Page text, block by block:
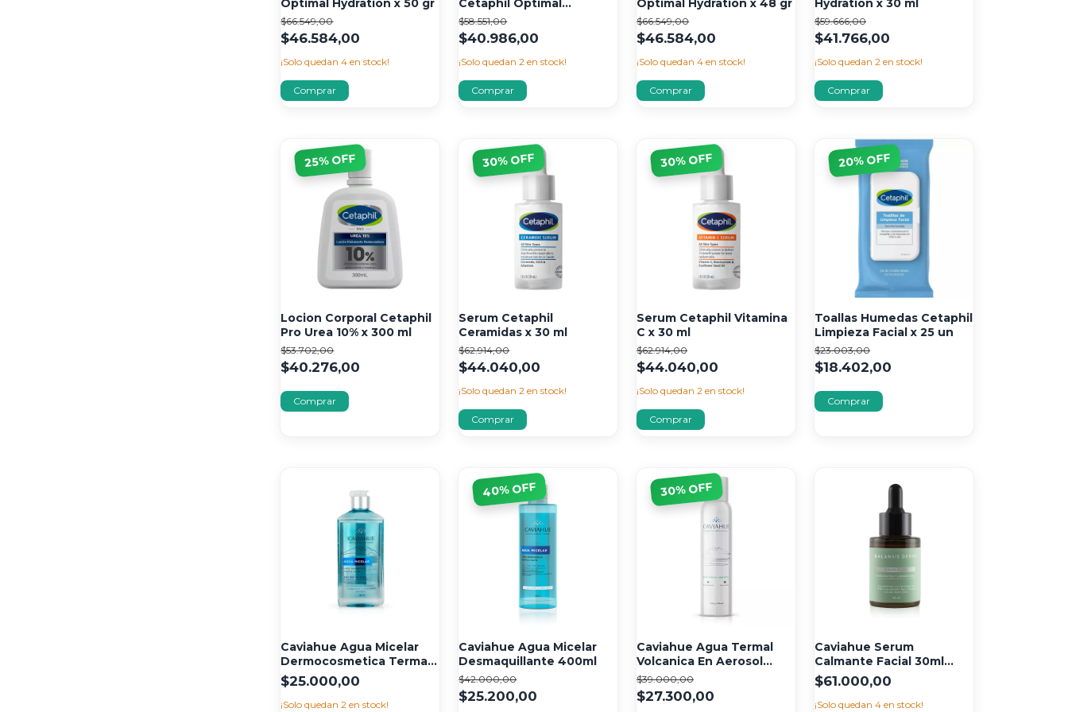
Optimal Hydration x 50 gr
$46.584,00
$66.549,00
¡Solo quedan4 en stock!
Cetaphil Optimal
Hydration x 15 ml
$40.986,00
$58.551,00
¡Solo quedan2 en stock!
Optimal Hydration x 48 gr
$46.584,00
$66.549,00
¡Solo quedan4 en stock!
Hydration x 30 ml
$41.766,00
$59.666,00
¡Solo quedan2 en stock!
Locion Corporal Cetaphil
Pro Urea 10% x 300 ml
$40.276,00
$53.702,00
25% OFF
Serum Cetaphil
Ceramidas x 30 ml
$44.040,00
$62.914,00
30% OFF
¡Solo quedan2 en stock!
Serum Cetaphil Vitamina
C x 30 ml
$44.040,00
$62.914,00
30% OFF
¡Solo quedan2 en stock!
Toallas Humedas Cetaphil
Limpieza Facial x 25 un
$18.402,00
$23.003,00
20% OFF
Caviahue Agua Micelar
Dermocosmetica Termal
Volcán 180ml
$25.000,00
¡Solo quedan2 en stock!
Caviahue Agua Micelar
Desmaquillante 400ml
$25.200,00
$42.000,00
40% OFF
Caviahue Agua Termal
Volcanica En Aerosol
170ml
$27.300,00
$39.000,00
30% OFF
Caviahue Serum
Calmante Facial 30ml
Balansis Glow
$61.000,00
¡Solo quedan4 en stock!